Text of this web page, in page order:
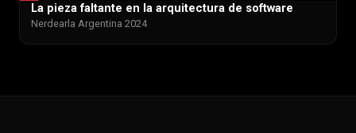
La pieza faltante en la arquitectura de software
Nerdearla Argentina 2024